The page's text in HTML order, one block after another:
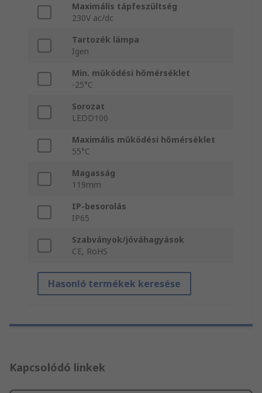
Maximális tápfeszültség
230V ac/dc
Tartozék lámpa
Igen
Min. működési hőmérséklet
-25°C
Sorozat
LEDD100
Maximális működési hőmérséklet
55°C
Magasság
119mm
IP-besorolás
IP65
Szabványok/jóváhagyások
CE, RoHS
Hasonló termékek keresése
Kapcsolódó linkek